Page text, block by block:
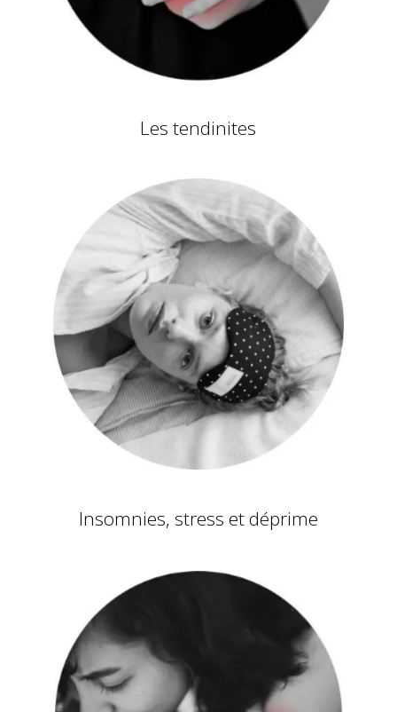
Les tendinites
Insomnies, stress et déprime